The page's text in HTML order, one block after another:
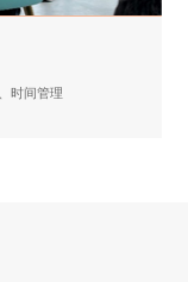
时间管理